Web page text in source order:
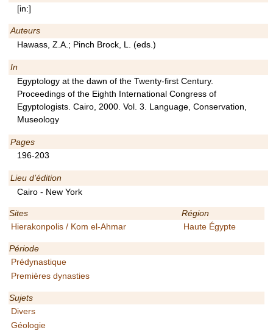
[in:]
Auteurs
Hawass, Z.A.; Pinch Brock, L. (eds.)
In
Egyptology at the dawn of the Twenty-first Century.
Proceedings of the Eighth International Congress of
Egyptologists. Cairo, 2000. Vol. 3. Language, Conservation,
Museology
Pages
196-203
Lieu d’édition
Cairo - New York
Sites
Région
Hierakonpolis / Kom el-Ahmar
Haute Égypte
Période
Prédynastique
Premières dynasties
Sujets
Divers
Géologie